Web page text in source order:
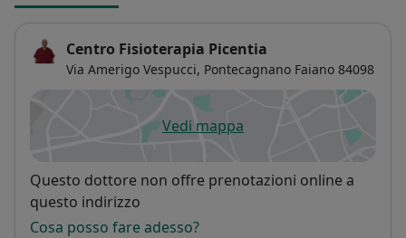
Centro Fisioterapia Picentia
Via Amerigo Vespucci, Pontecagnano Faiano 84098
Vedi mappasi apre in una nuova scheda
Disponibilità
Questo dottore non offre prenotazioni online a
questo indirizzo
Cosa posso fare adesso?